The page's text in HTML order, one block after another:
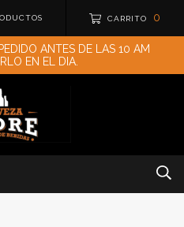
CARRITO 0
ANTES DE LAS 10 AM
EN EL DIA.